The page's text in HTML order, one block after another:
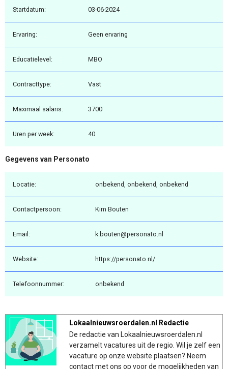
Startdatum: 03-06-2024
Ervaring: Geen ervaring
Educatielevel: MBO
Contracttype: Vast
Maximaal salaris: 3700
Uren per week: 40
Gegevens van Personato
Locatie: onbekend, onbekend, onbekend
Contactpersoon: Kim Bouten
Email: k.bouten@personato.nl
Website: https://personato.nl/
Telefoonnummer: onbekend
Lokaalnieuwsroerdalen.nl Redactie
De redactie van Lokaalnieuwsroerdalen.nl
verzamelt vacatures uit de regio. Wil je zelf een
vacature op onze website plaatsen? Neem
contact met ons op voor de mogelijkheden van